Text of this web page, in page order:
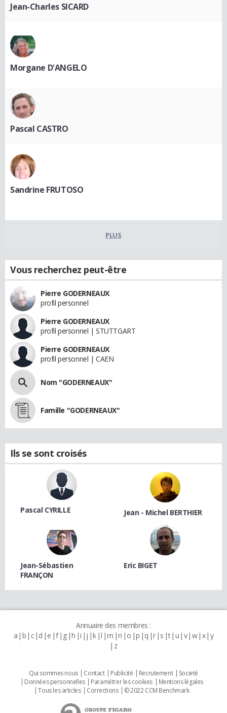
Jean-Charles SICARD
Morgane D'ANGELO
Pascal CASTRO
Sandrine FRUTOSO
PLUS
Vous recherchez peut-être
Pierre GODERNEAUX
profil personnel
Pierre GODERNEAUX
profil personnel | STUTTGART
Pierre GODERNEAUX
profil personnel | CAEN
Nom "GODERNEAUX"
Famille "GODERNEAUX"
Ils se sont croisés
Pascal CYRILLE Jean - Michel BERTHIER
Jean-Sébastien
FRANÇON
Eric BIGET
Annuaire des membres :
a b c d e f g h i j k l m n o p q r s t u v w x y
z
Qui sommes nous Contact Publicité Recrutement
Societé
Données personnelles
Paramétrer les cookies
Mentions légales
Tous les articles
Corrections © 2022 CCM Benchmark